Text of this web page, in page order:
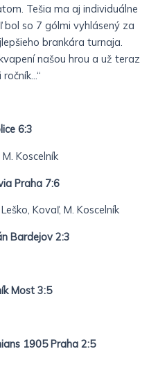
Tešia ma aj individuálne
bol so 7 gólmi vyhlásený za
brankára turnaja.
našou hrou a už teraz
6:3
Koscelník
Praha 7:6
Kovaľ, M. Koscelník
Bardejov 2:3
Most 3:5
1905 Praha 2:5